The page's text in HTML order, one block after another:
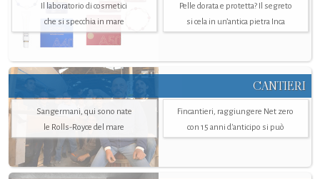
Il laboratorio di cosmetici
che si specchia in mare
Pelle dorata e protetta? Il segreto
si cela in un’antica pietra Inca
CANTIERI
Sangermani, qui sono nate
le Rolls-Royce del mare
Fincantieri, raggiungere Net zero
con 15 anni d'anticipo si può